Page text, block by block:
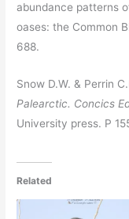
abundance patterns
oases: the Common
688.
Snow D.W. & Perrin
Palearctic. Concics
University press. P
Related